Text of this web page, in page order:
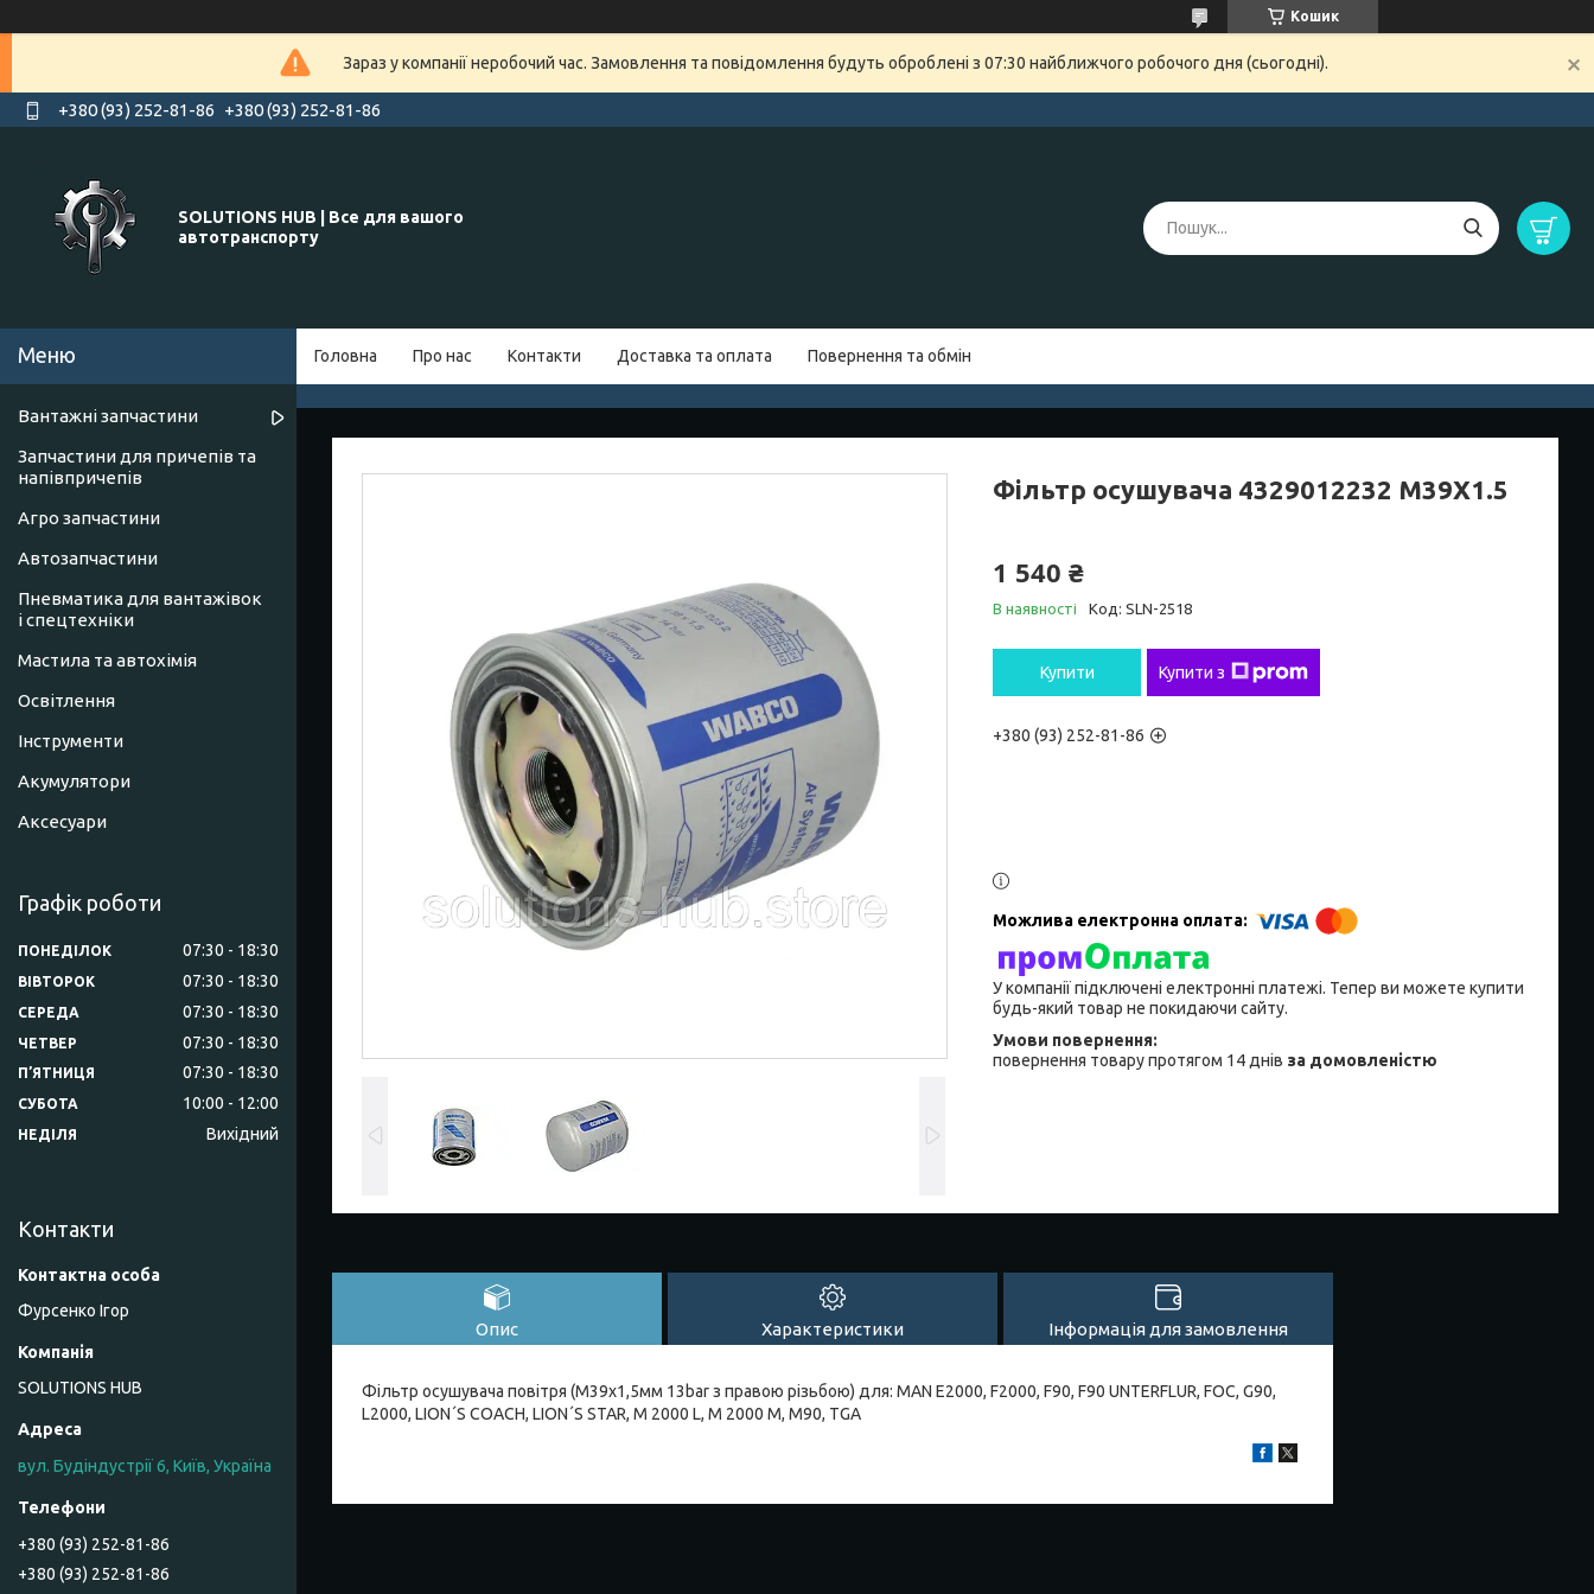
Кошик
Зараз у компанії неробочий час. Замовлення та повідомлення будуть оброблені з 07:30 найближчого робочого дня (сьогодні).
+380 (93) 252-81-86 +380 (93) 252-81-86
SOLUTIONS HUB | Все для вашого
автотранспорту
Головна Про нас Контакти Доставка та оплата Повернення та обмін
Фільтр осушувача 4329012232 M39X1.5
1 540 ₴
В наявності Код: SLN-2518
Купити Купити з
+380 (93) 252-81-86
У компанії підключені електронні платежі. Тепер ви можете купити
будь-який товар не покидаючи сайту.
повернення товару протягом 14 днів за домовленістю
Опис Характеристики Інформація для замовлення
Фільтр осушувача повітря (M39x1,5мм 13bar з правою різьбою) для: MAN E2000, F2000, F90, F90 UNTERFLUR, FOC, G90,
L2000, LION´S COACH, LION´S STAR, M 2000 L, M 2000 M, M90, TGA
Вантажні запчастини
Запчастини для причепів та
напівпричепів
Агро запчастини
Автозапчастини
Пневматика для вантажівок
і спецтехніки
Мастила та автохімія
Освітлення
Інструменти
Акумулятори
Аксесуари
Графік роботи
ПОНЕДІЛОК 07:30 18:30
ВІВТОРОК 07:30 18:30
СЕРЕДА 07:30 18:30
ЧЕТВЕР 07:30 18:30
ПʼЯТНИЦЯ 07:30 18:30
СУБОТА 10:00 12:00
НЕДІЛЯ Вихідний
Контакти
Фурсенко Ігор
SOLUTIONS HUB
вул. Будіндустрії 6, Київ, Україна
+380 (93) 252-81-86
+380 (93) 252-81-86